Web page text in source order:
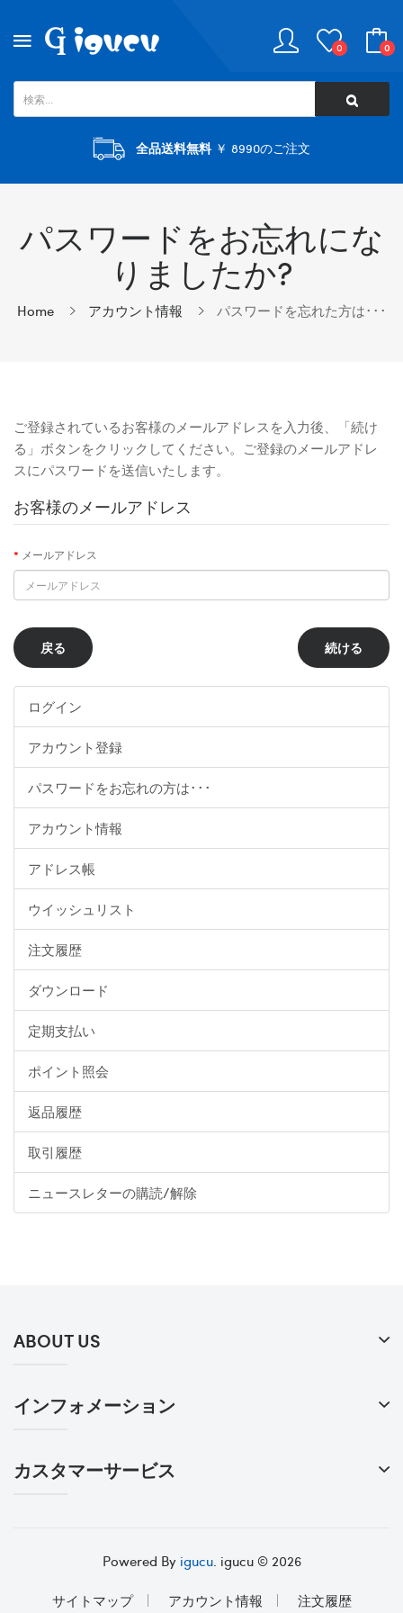
0 0
全品送料無料￥ 8990のご注文
パスワードをお忘れにな
りましたか?
Home アカウント情報 パスワードを忘れた方は･･･
ご登録されているお客様のメールアドレスを入力後、「続け
る」ボタンをクリックしてください。ご登録のメールアドレ
スにパスワードを送信いたします。
お客様のメールアドレス
メールアドレス
戻る
ログイン
アカウント登録
パスワードをお忘れの方は･･･
アカウント情報
アドレス帳
ウイッシュリスト
注文履歴
ダウンロード
定期支払い
ポイント照会
返品履歴
取引履歴
ニュースレターの購読/解除
ABOUT US
インフォメーション
カスタマーサービス
Powered By igucu. igucu © 2026
サイトマップ
アカウント情報 注文履歴